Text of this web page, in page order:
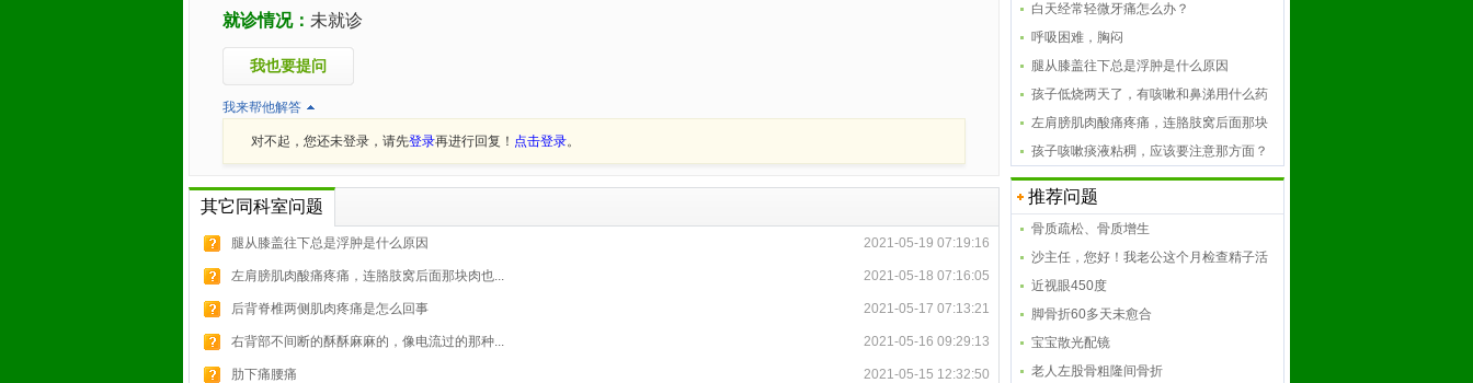
就诊情况： 未就诊
我也要提问
我来帮他解答
对不起，您还未登录，请先登录再进行回复！ 点击登录。
其它同科室问题
腿从膝盖往下总是浮肿是什么原因 2021-05-19 07:19:16
左肩膀肌肉酸痛疼痛，连胳肢窝后面那块肉也... 2021-05-18 07:16:05
后背脊椎两侧肌肉疼痛是怎么回事 2021-05-17 07:13:21
右背部不间断的酥酥麻麻的，像电流过的那种... 2021-05-16 09:29:13
肋下痛腰痛 2021-05-15 12:32:50
白天经常轻微牙痛怎么办？
呼吸困难，胸闷
腿从膝盖往下总是浮肿是什么原因
孩子低烧两天了，有咳嗽和鼻涕用什么药
比较...
左肩膀肌肉酸痛疼痛，连胳肢窝后面那块
肉也...
孩子咳嗽痰液粘稠，应该要注意那方面？
推荐问题
骨质疏松、骨质增生
沙主任，您好！我老公这个月检查精子活
力度...
近视眼450度
脚骨折60多天未愈合
宝宝散光配镜
老人左股骨粗隆间骨折